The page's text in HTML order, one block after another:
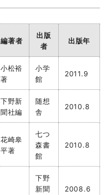
編著者
出版
者
出版年
小松裕
著
小学
館
2011.9
下野新
聞社編
随想
舎
2010.8
花崎皋
平著
七つ
森書
館
2010.8
下野
新聞
2008.6